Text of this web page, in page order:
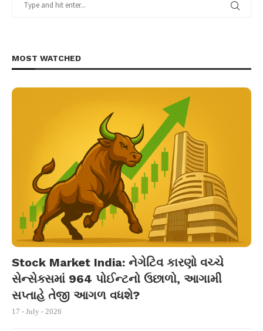
MOST WATCHED
Stock Market India: નેગેટિવ કારણો વચ્ચે
સેન્સેક્સમાં 964 પોઈન્ટનો ઉછાળો, આગામી
સપ્તાહે તેજી આગળ વધશે?
17 - July - 2026